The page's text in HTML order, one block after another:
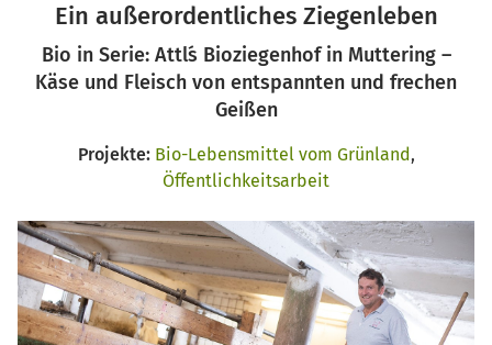
Ein außerordentliches Ziegenleben
Bio in Serie: Attl´s Bioziegenhof in Muttering –
Käse und Fleisch von entspannten und frechen
Geißen
Projekte: Bio-Lebensmittel vom Grünland,
Öffentlichkeitsarbeit